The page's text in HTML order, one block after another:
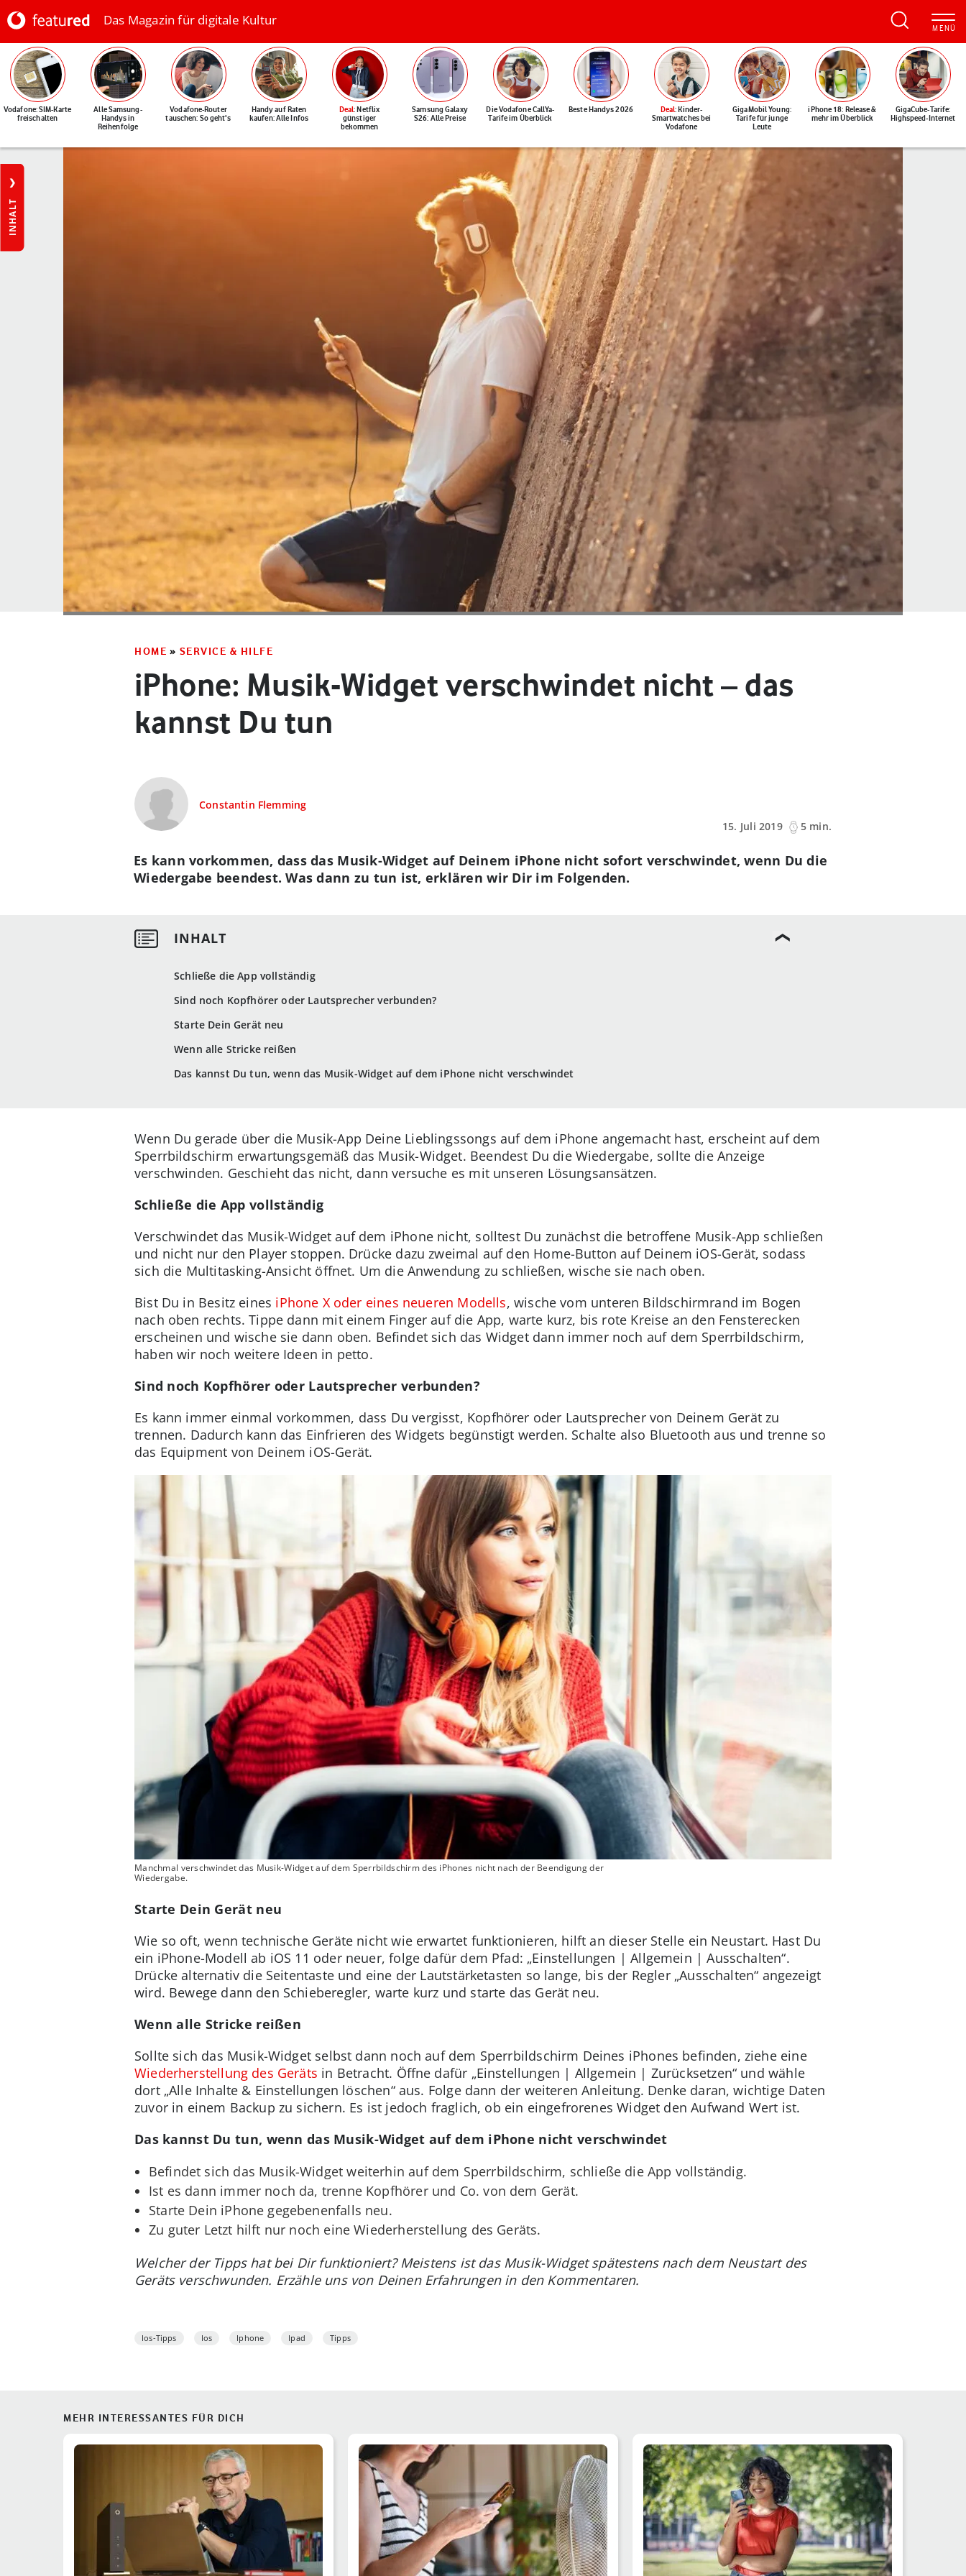
Das Magazin für digitale Kultur
Vodafone: SIM-Karte
freischalten
Alle Samsung-
Handys in
Reihenfolge
Vodafone-Router
tauschen: So geht's
Handy auf Raten
kaufen: Alle Infos
Deal: Netflix
günstiger
bekommen
Samsung Galaxy
S26: Alle Preise
Die Vodafone CallYa-
Tarife im Überblick
Beste Handys 2026 Deal: Kinder-
Smartwatches bei
Vodafone
GigaMobil Young:
Tarife für junge
Leute
iPhone 18: Release &
mehr im Überblick
GigaCube-Tarife:
Highspeed-Internet
INHALT
HOME » SERVICE & HILFE
iPhone: Musik-Widget verschwindet nicht – das
kannst Du tun
Constantin Flemming
15. Juli 2019
5 min.
Schließe die App vollständig
Sind noch Kopfhörer oder Lautsprecher verbunden?
Starte Dein Gerät neu
Wenn alle Stricke reißen
Das kannst Du tun, wenn das Musik-Widget auf dem iPhone nicht verschwindet
Es kann vorkommen, dass das Musik-Widget auf Deinem iPhone nicht sofort verschwindet, wenn Du die
Wiedergabe beendest. Was dann zu tun ist, erklären wir Dir im Folgenden.
Wenn Du gerade über die Musik-App Deine Lieblingssongs auf dem iPhone angemacht hast, erscheint auf dem
Sperrbildschirm erwartungsgemäß das Musik-Widget. Beendest Du die Wiedergabe, sollte die Anzeige
verschwinden. Geschieht das nicht, dann versuche es mit unseren Lösungsansätzen.
Schließe die App vollständig
Verschwindet das Musik-Widget auf dem iPhone nicht, solltest Du zunächst die betroffene Musik-App schließen
und nicht nur den Player stoppen. Drücke dazu zweimal auf den Home-Button auf Deinem iOS-Gerät, sodass
sich die Multitasking-Ansicht öffnet. Um die Anwendung zu schließen, wische sie nach oben.
Bist Du in Besitz eines iPhone X oder eines neueren Modells, wische vom unteren Bildschirmrand im Bogen
nach oben rechts. Tippe dann mit einem Finger auf die App, warte kurz, bis rote Kreise an den Fensterecken
erscheinen und wische sie dann oben. Befindet sich das Widget dann immer noch auf dem Sperrbildschirm,
haben wir noch weitere Ideen in petto.
Sind noch Kopfhörer oder Lautsprecher verbunden?
Es kann immer einmal vorkommen, dass Du vergisst, Kopfhörer oder Lautsprecher von Deinem Gerät zu
trennen. Dadurch kann das Einfrieren des Widgets begünstigt werden. Schalte also Bluetooth aus und trenne so
das Equipment von Deinem iOS-Gerät.
Manchmal verschwindet das Musik-Widget auf dem Sperrbildschirm des iPhones nicht nach der Beendigung der
Wiedergabe.
Starte Dein Gerät neu
Wie so oft, wenn technische Geräte nicht wie erwartet funktionieren, hilft an dieser Stelle ein Neustart. Hast Du
ein iPhone-Modell ab iOS 11 oder neuer, folge dafür dem Pfad: „Einstellungen | Allgemein | Ausschalten“.
Drücke alternativ die Seitentaste und eine der Lautstärketasten so lange, bis der Regler „Ausschalten“ angezeigt
wird. Bewege dann den Schieberegler, warte kurz und starte das Gerät neu.
Wenn alle Stricke reißen
Sollte sich das Musik-Widget selbst dann noch auf dem Sperrbildschirm Deines iPhones befinden, ziehe eine
Wiederherstellung des Geräts in Betracht. Öffne dafür „Einstellungen | Allgemein | Zurücksetzen“ und wähle
dort „Alle Inhalte & Einstellungen löschen“ aus. Folge dann der weiteren Anleitung. Denke daran, wichtige Daten
zuvor in einem Backup zu sichern. Es ist jedoch fraglich, ob ein eingefrorenes Widget den Aufwand Wert ist.
Das kannst Du tun, wenn das Musik-Widget auf dem iPhone nicht verschwindet
Befindet sich das Musik-Widget weiterhin auf dem Sperrbildschirm, schließe die App vollständig.
Ist es dann immer noch da, trenne Kopfhörer und Co. von dem Gerät.
Starte Dein iPhone gegebenenfalls neu.
Zu guter Letzt hilft nur noch eine Wiederherstellung des Geräts.
Welcher der Tipps hat bei Dir funktioniert? Meistens ist das Musik-Widget spätestens nach dem Neustart des
Geräts verschwunden. Erzähle uns von Deinen Erfahrungen in den Kommentaren.
Ios-Tipps Ios Iphone Ipad Tipps
MEHR INTERESSANTES FÜR DICH